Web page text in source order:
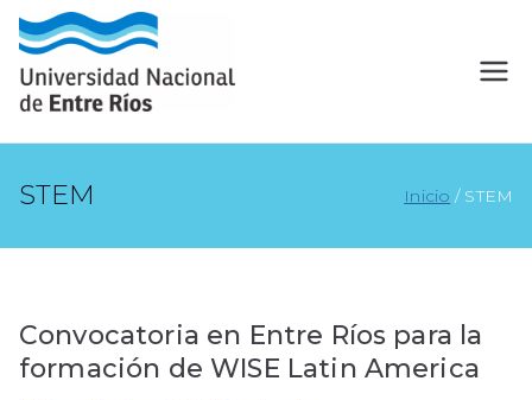
STEM Inicio STEM
Convocatoria en Entre Ríos para la
formación de WISE Latin America